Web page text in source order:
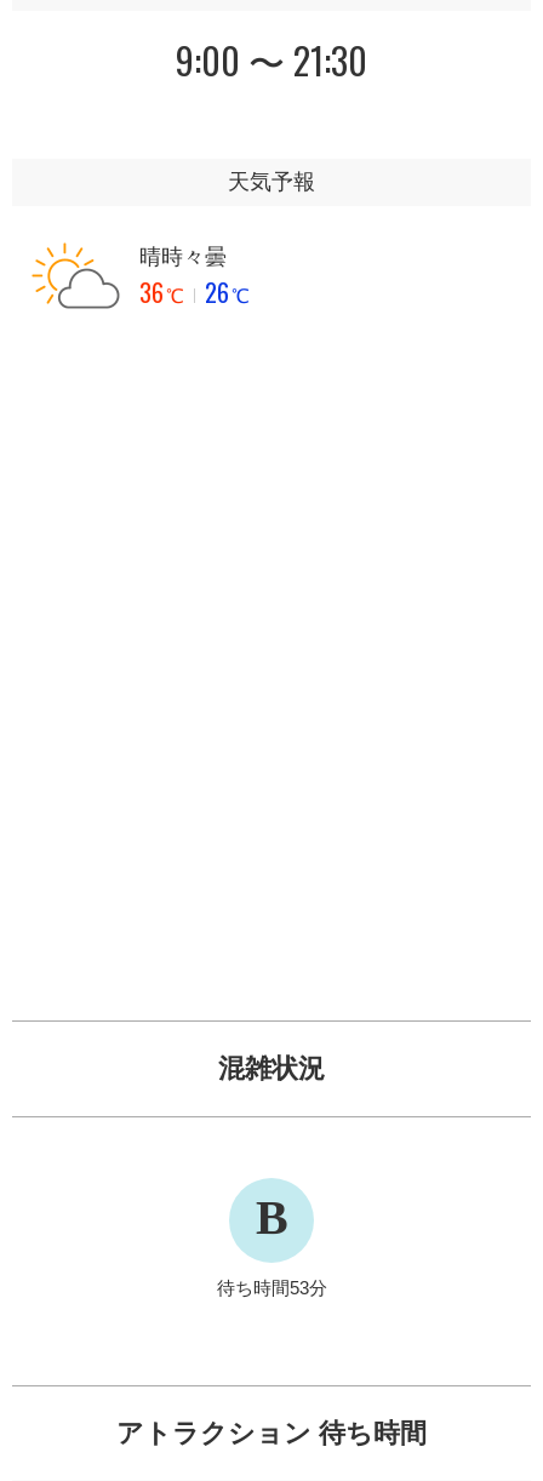
9:00 〜 21:30
天気予報
晴時々曇
36℃ 26℃
混雑状況
B
待ち時間53分
アトラクション 待ち時間